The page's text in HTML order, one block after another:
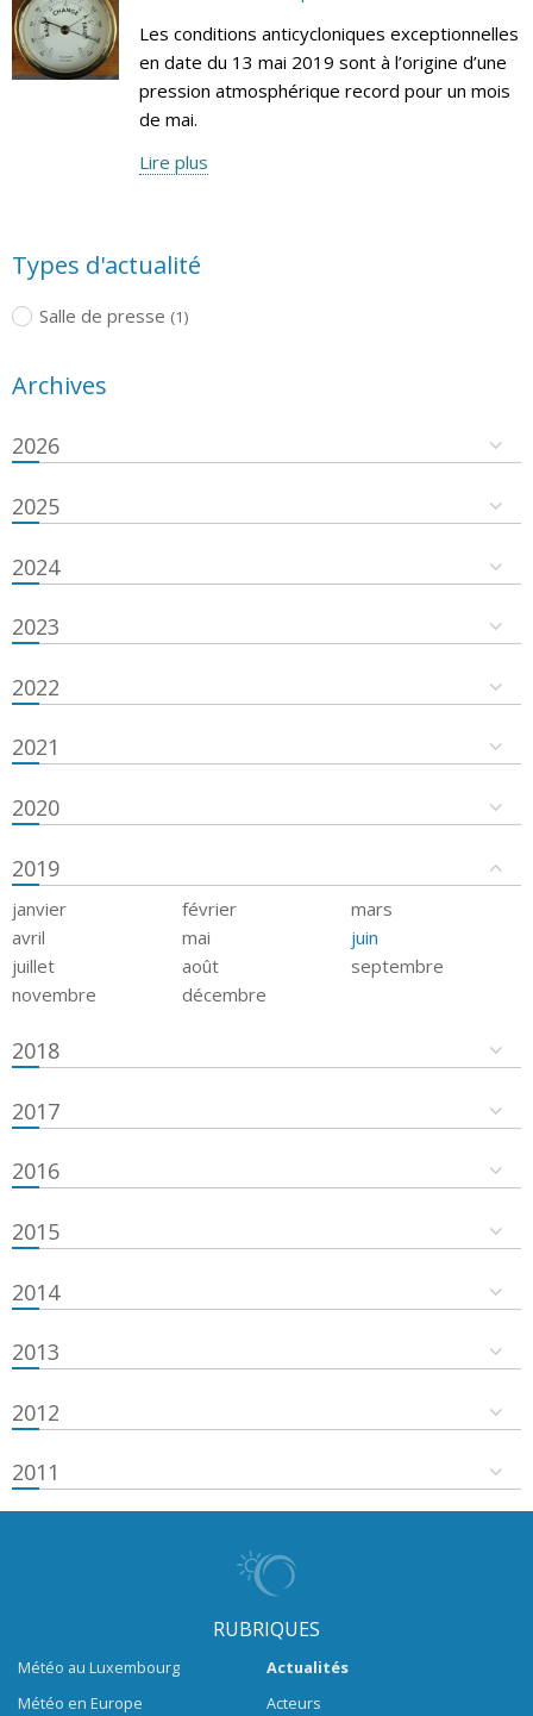
Les conditions anticycloniques exceptionnelles
en date du 13 mai 2019 sont à l’origine d’une
pression atmosphérique record pour un mois
de mai.
Lire plus
Types d'actualité
Salle de presse (1)
Archives
2026
2025
2024
2023
2022
2021
2020
2019
janvier février
mars
avril
mai
juin
juillet
août
septembre
novembre
décembre
2018
2017
2016
2015
2014
2013
2012
2011
RUBRIQUES
Météo au Luxembourg
Météo en Europe
Actualités
Acteurs